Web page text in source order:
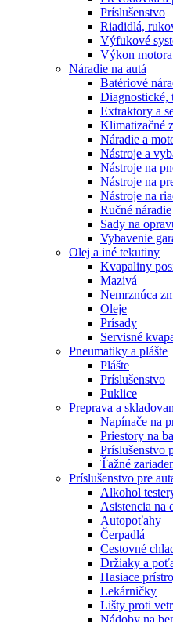
Príslušenstvo
Riadidlá,
Výfukové
Výkon motora
Náradie na autá
Batériové
Diagnostické,
Extraktory a
Klimatizačné
Náradie a
Nástroje a
Nástroje na
Nástroje na
Nástroje na
Ručné náradie
Sady na
Vybavenie
Olej a iné tekutiny
Kvapaliny
Mazivá
Nemrznúca
Oleje
Prísady
Servisné
Pneumatiky a plášte
Plášte
Príslušenstvo
Puklice
Preprava a
Napínače na
Priestory na
Príslušenstvo
Ťažné
Príslušenstvo pre
Alkohol
Asistencia na
Autopoťahy
Čerpadlá
Cestovné
Držiaky a
Hasiace
Lekárničky
Lišty proti
Nádoby na